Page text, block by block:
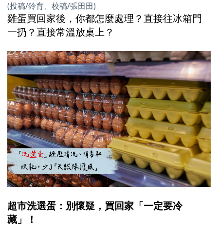
(投稿/鈴育、校稿/張田田)
雞蛋買回家後，你都怎麼處理？直接往冰箱門
一扔？直接常溫放桌上？
超市洗選蛋：別懷疑，買回家「一定要冷
藏」！